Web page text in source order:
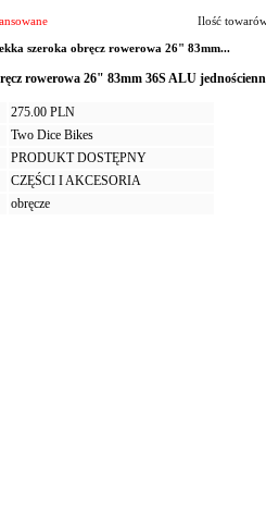
Ilość
szeroka obręcz rowerowa 26" 83mm...
rowerowa 26" 83mm 36S ALU
275.00 PLN
Two Dice Bikes
PRODUKT DOSTĘPNY
CZĘŚCI I AKCESORIA
obręcze